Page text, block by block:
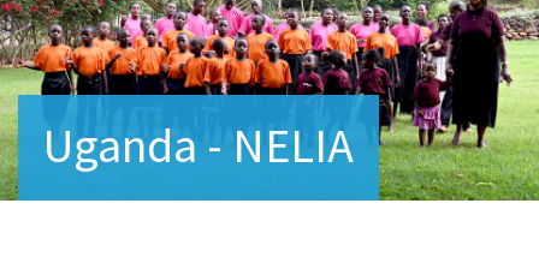
Uganda - NELIA